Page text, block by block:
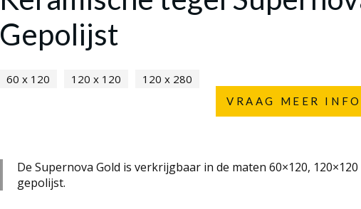
Gepolijst
VRAAG MEER
60 x 120 120 x 120 120 x 280
De Supernova Gold is verkrijgbaar in de maten 60×120,
gepolijst.